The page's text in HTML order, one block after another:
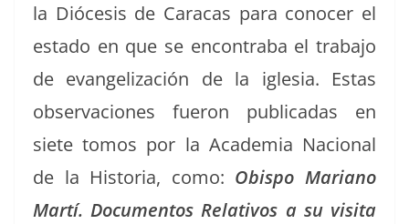
la Dióce­sis de Cara­cas para cono­cer el
esta­do en que se encon­tra­ba el tra­ba­jo
de evan­ge­lización de la igle­sia. Estas
obser­va­ciones fueron pub­li­cadas en
siete tomos por la Acad­e­mia Nacional
de la His­to­ria, como: Obis­po Mar­i­ano
Martí. Doc­u­men­tos Rel­a­tivos a su visi­ta